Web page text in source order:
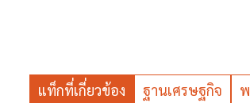
แท็กที่เกี่ยวข้อง ฐานเศรษฐกิจ